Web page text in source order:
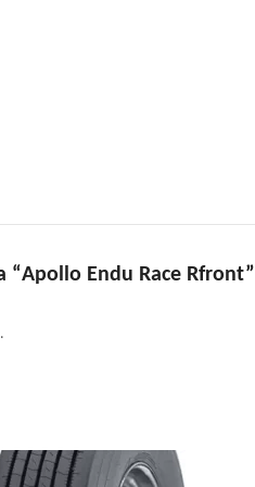
“Apollo Endu Race Rfront”
.